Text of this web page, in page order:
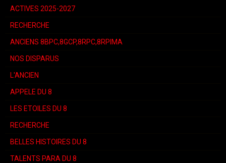
ACTIVES 2025-2027
RECHERCHE
ANCIENS 8BPC,8GCP,8RPC,8RPIMA
NOS DISPARUS
L'ANCIEN
APPELE DU 8
LES ETOILES DU 8
RECHERCHE
BELLES HISTOIRES DU 8
TALENTS PARA DU 8